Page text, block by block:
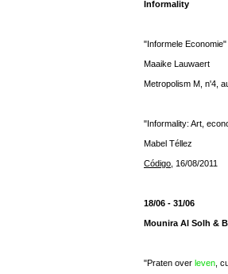
Informality
"Informele Economie"
Maaike Lauwaert
Metropolism M, n'4,
"Informality: Art,
Mabel Téllez
Código , 16/08/2011
18/06 - 31/06
Mounira Al Solh &
"Praten over leven ,